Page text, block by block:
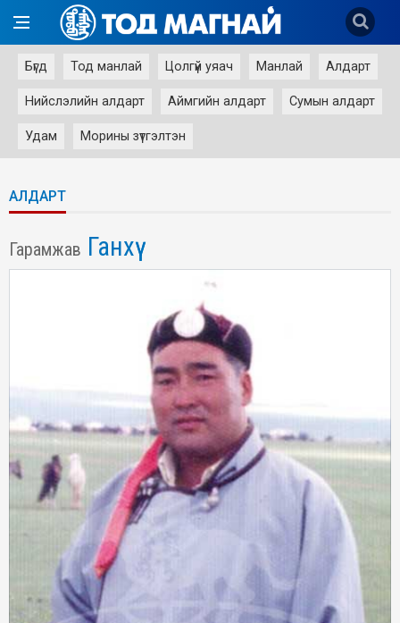
Бүгд Тод манлай Цолгүй уяач Манлай Алдарт
Нийслэлийн алдарт Аймгийн алдарт Сумын алдарт
Удам Морины зүтгэлтэн
АЛДАРТ
Гарамжав Ганхүү